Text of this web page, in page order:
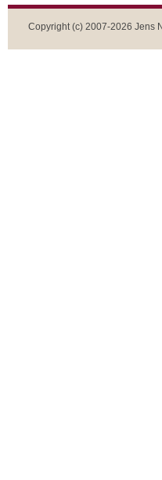
Copyright (c) 2007-2026 Jens